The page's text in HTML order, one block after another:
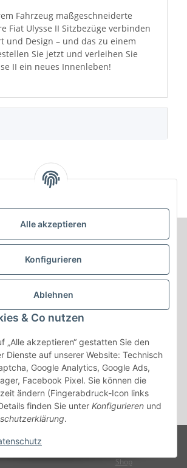
Alle akzeptieren
Konfigurieren
Ablehnen
& Co nutzen
„Alle akzeptieren“ gestatten Sie den
Dienste auf unserer Website: Technisch
Google Analytics, Google Ads,
Facebook Pixel. Sie können die
ändern (Fingerabdruck-Icon links
finden Sie unter Konfigurieren und
.
Fahrzeug maßgeschneiderte
Fiat Ulysse II Sitzbezüge verbinden
und Design – und das zu einem
Sie jetzt und verleihen Sie
II ein neues Innenleben!
USt., zzgl.
Shop